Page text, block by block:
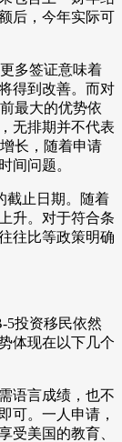
后，今年实际可
多签证意味着
得到改善。而对
最大的优势依
无排期并不代表
长，随着申请
间问题。
截止日期。随着
升。对于符合条
往比等政策明确
5投资移民依然
体现在以下几个
语言成绩，也不
可。一人申请，
受美国的教育、